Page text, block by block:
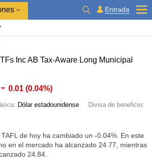
Entrada
Inc AB Tax-Aware Long Municipal
0.01 (0.04%)
Dólar estadounidense
Divisa de beneficio:
de hoy ha cambiado un -0.04% . En este
en el mercado ha alcanzado 24.77, mientras
24.84.